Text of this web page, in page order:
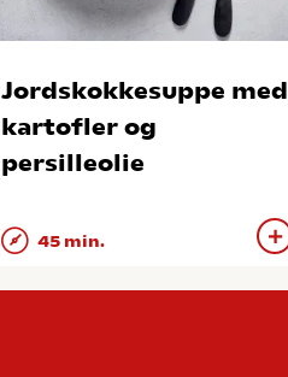
Jordskokkesuppe med
kartofler og
persilleolie
45 min.